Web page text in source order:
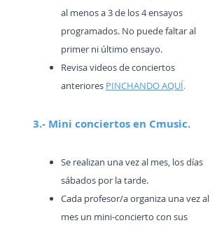
al menos a 3 de los 4 ensayos
programados. No puede faltar al
primer ni último ensayo.
Revisa videos de conciertos
anteriores PINCHANDO AQUÍ.
3.- Mini conciertos en Cmusic.
Se realizan una vez al mes, los días
sábados por la tarde.
Cada profesor/a organiza una vez al
mes un mini-concierto con sus